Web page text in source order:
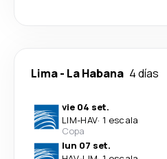
Lima- La Habana 4 días
vie 04 set.
LIM-HAV· 1 escala
Copa
lun 07 set.